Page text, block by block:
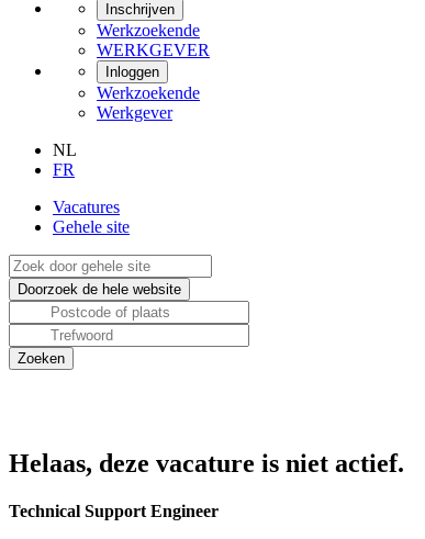
Inschrijven
Werkzoekende
WERKGEVER
Inloggen
Werkzoekende
Werkgever
NL
FR
Vacatures
Gehele site
Helaas, deze vacature is niet actief.
Technical Support Engineer